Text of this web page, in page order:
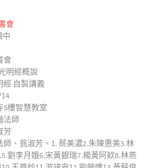
會
中
會
明經概說
經 自製講義
5樓智慧教室
法師
芳
師、翁淑芳、1. 蔡美濃2.朱陳惠美3.林
劉李月娥6.宋黃銀瑞7.楊黃阿欵8.林燕